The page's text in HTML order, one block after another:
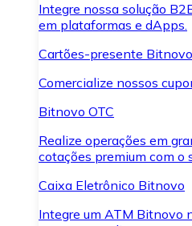
Integre nossa solução
em plataformas e dApps.
Cartões-presente Bitnovo
Comercialize nossos
Bitnovo OTC
Realize operações em
cotações premium com o
Caixa Eletrônico Bitnovo
Integre um ATM Bitnovo